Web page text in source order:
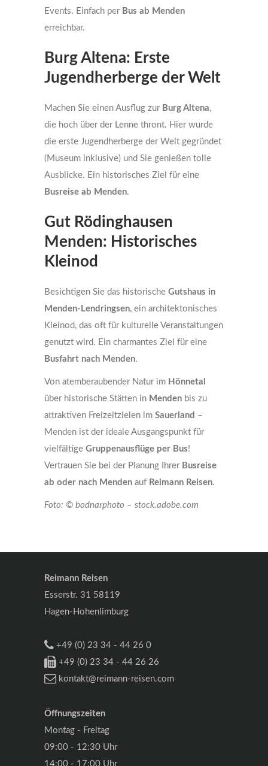
Events. Einfach per Bus ab Menden
erreichbar.
Burg Altena: Erste
Jugendherberge der Welt
Machen Sie einen Ausflug zur Burg Altena,
die hoch über der Lenne thront. Hier wurde
die erste Jugendherberge der Welt gegründet
(Museum inklusive) und Sie genießen tolle
Ausblicke. Ein historisches Ziel für eine
Busreise ab Menden.
Gut Rödinghausen
Menden: Historisches
Kleinod
Besichtigen Sie das historische Gutshaus in
Menden-Lendringsen, ein architektonisches
Kleinod, das oft für kulturelle Veranstaltungen
genutzt wird. Ein charmantes Ziel für eine
Busfahrt nach Menden.
Von atemberaubender Natur im Hönnetal
über historische Stätten in Menden bis zu
attraktiven Freizeitzielen im Sauerland –
Menden ist der ideale Ausgangspunkt für
vielfältige Gruppenausflüge per Bus!
Vertrauen Sie bei der Planung Ihrer Busreise
ab oder nach Menden auf Reimann Reisen.
Foto: © bodnarphoto – stock.adobe.com
Reimann Reisen
Esserstr. 31 58119
Hagen-Hohenlimburg
+49 (0) 23 34 - 44 26 0
+49 (0) 23 34 - 44 26 26
kontakt@reimann-reisen.com
Öffnungszeiten
Montag - Freitag
09:00 - 12:30 Uhr
14:00 - 17:00 Uhr